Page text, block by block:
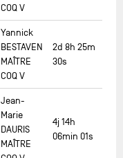
COQ V
Yannick
BESTAVEN
MAÎTRE
COQ V
2d 8h 25m
30s
Jean-
Marie
DAURIS
MAÎTRE
4j 14h
06min 01s